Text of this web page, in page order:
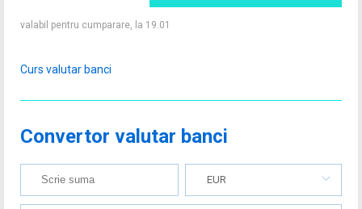
valabil pentru cumparare, la 19.01
Curs valutar banci
Convertor valutar banci
EUR